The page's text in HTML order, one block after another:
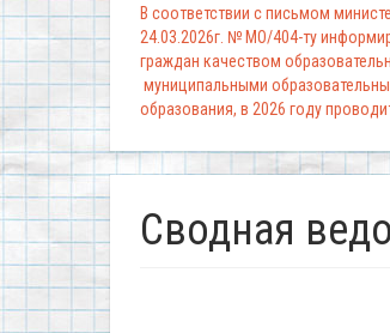
В соответствии с письмом
24.03.2026г. № МО/404-ту
граждан качеством
муниципальными
образования, в 2026 году
Сводная